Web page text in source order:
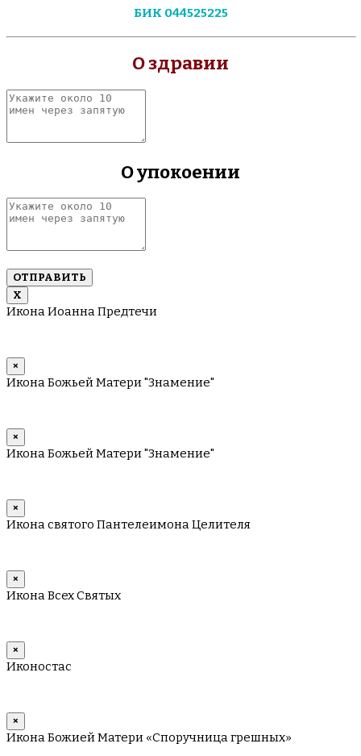
БИК 044525225
О здравии
Укажите
около
имен
О упокоении
Укажите
около
имен
запятую
Х
Икона Иоанна Предтечи
×
Икона Божьей Матери "Знамение"
×
Икона Божьей Матери "Знамение"
×
Икона святого Пантелеимона Целителя
×
Икона Всех Святых
×
Иконостас
×
Икона Божией Матери «Споручница грешных»